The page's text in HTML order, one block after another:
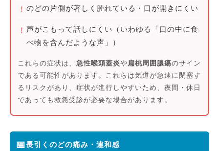
！ のどの片側が著しく腫れている・口が開きにくい
！ 声がこもって話しにくい（いわゆる「口の中に食
べ物を含んだような声」）
これらの症状は、 急性喉頭蓋炎や扁桃周囲膿瘍のサイン
である可能性があります。これらは気道が急速に閉塞す
るリスクがあり、症状が進行しやすいため、夜間・休日
であっても救急受診が必要な場合があります。
📅長引くのどの痛み・違和感